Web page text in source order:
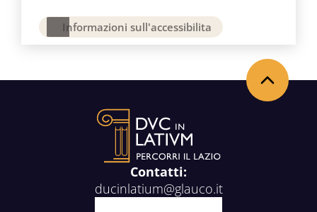
Informazioni sull'accessibilita
Contatti:
ducinlatium@glauco.it
Torna in alto